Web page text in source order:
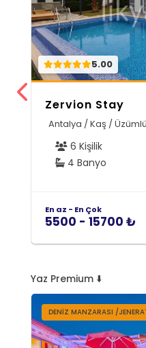
5.00
Zervion Stay
Antalya / Kaş / Üzümlü
6 Kişilik
4 Banyo
En az - En Çok
5500 - 15700 ₺
Yaz Premium ⬇️
DENIZ MANZARASI /